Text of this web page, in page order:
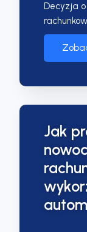
Decyzja o
Jak